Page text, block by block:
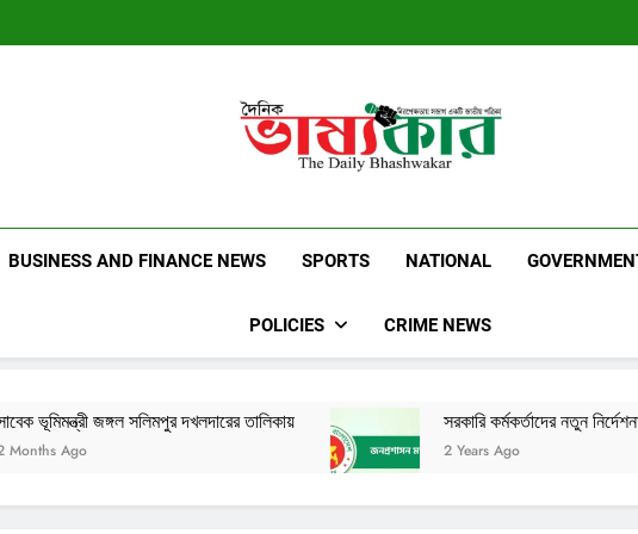
Dainik
BUSINESS AND FINANCE NEWS SPORTS NATIONAL
POLICIES CRIME NEWS
দখলদারের তালিকায় সরকারি কর্মকর্তাদের নতুন নির্দেশনা
2 Years Ago